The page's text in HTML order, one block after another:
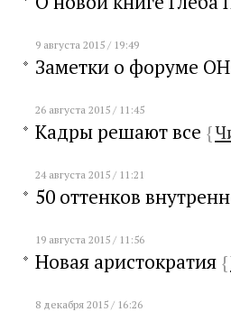
9 августа 2015 / 19:49
Заметки о форуме
26 августа 2015 / 11:45
Кадры решают все {
24 августа 2015 / 11:21
50 оттенков
19 августа 2015 / 11:56
Новая аристократия {
8 декабря 2015 / 16:26